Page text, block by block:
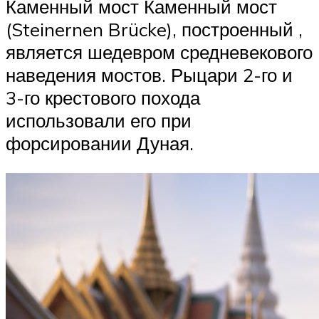
Каменный мост Каменный мост
(Steinernen Brücke), построенный ,
является шедевром средневекового
наведения мостов. Рыцари 2-го и
3-го крестового похода
использовали его при
форсировании Дуная.